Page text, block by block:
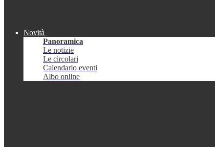
Novità
Panoramica
Le notizie
Le circolari
Calendario eventi
Albo online